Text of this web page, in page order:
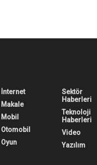
İnternet
Makale
Mobil
Otomobil
Oyun
Sektör
Haberleri
Teknoloji
Haberleri
Video
Yazılım